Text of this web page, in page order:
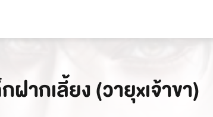
ฝากเลี้ยง (วายุxเจ้าขา)